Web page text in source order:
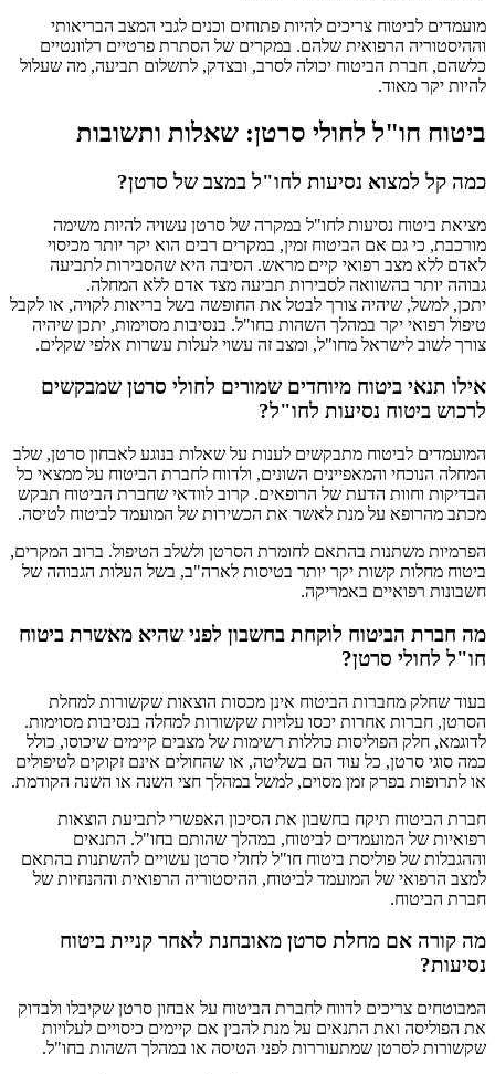
מועמדים לביטוח צריכים להיות פתוחים וכנים לגבי המצב הבריאותי
וההיסטוריה הרפואית שלהם. במקרים של הסתרת פרטיים רלוונטיים
כלשהם, חברת הביטוח יכולה לסרב, ובצדק, לתשלום תביעה, מה שעלול
להיות יקר מאוד.
ביטוח חו"ל לחולי סרטן: שאלות ותשובות
כמה קל למצוא נסיעות לחו"ל במצב של סרטן?
מציאת ביטוח נסיעות לחו"ל במקרה של סרטן עשויה להיות משימה
מורכבת, כי גם אם הביטוח זמין, במקרים רבים הוא יקר יותר מכיסוי
לאדם ללא מצב רפואי קיים מראש. הסיבה היא שהסבירות לתביעה
גבוהה יותר בהשוואה לסבירות תביעה מצד אדם ללא המחלה.
יתכן, למשל, שיהיה צורך לבטל את החופשה בשל בריאות לקויה, או לקבל
טיפול רפואי יקר במהלך השהות בחו"ל. בנסיבות מסוימות, יתכן שיהיה
צורך לשוב לישראל מחו"ל, ומצב זה עשוי לעלות עשרות אלפי שקלים.
אילו תנאי ביטוח מיוחדים שמורים לחולי סרטן שמבקשים
לרכוש ביטוח נסיעות לחו"ל?
המועמדים לביטוח מתבקשים לענות על שאלות בנוגע לאבחון סרטן, שלב
המחלה הנוכחי והמאפיינים השונים, ולדווח לחברת הביטוח על ממצאי כל
הבדיקות וחוות הדעת של הרופאים. קרוב לוודאי שחברת הביטוח תבקש
מכתב מהרופא על מנת לאשר את הכשירות של המועמד לביטוח לטיסה.
הפרמיות משתנות בהתאם לחומרת הסרטן ולשלב הטיפול. ברוב המקרים,
ביטוח מחלות קשות יקר יותר בטיסות לארה"ב, בשל העלות הגבוהה של
חשבונות רפואיים באמריקה.
מה חברת הביטוח לוקחת בחשבון לפני שהיא מאשרת ביטוח
חו"ל לחולי סרטן?
בעוד שחלק מחברות הביטוח אינן מכסות הוצאות שקשורות למחלת
הסרטן, חברות אחרות יכסו עלויות שקשורות למחלה בנסיבות מסוימות.
לדוגמא, חלק הפוליסות כוללות רשימות של מצבים קיימים שיכוסו, כולל
כמה סוגי סרטן, כל עוד הם בשליטה, או שהחולים אינם זקוקים לטיפולים
או לתרופות בפרק זמן מסוים, למשל במהלך חצי השנה או השנה הקודמת.
חברת הביטוח תיקח בחשבון את הסיכון האפשרי לתביעת הוצאות
רפואיות של המועמדים לביטוח, במהלך שהותם בחו"ל. התנאים
וההגבלות של פוליסת ביטוח חו"ל לחולי סרטן עשויים להשתנות בהתאם
למצב הרפואי של המועמד לביטוח, ההיסטוריה הרפואית וההנחיות של
חברת הביטוח.
מה קורה אם מחלת סרטן מאובחנת לאחר קניית ביטוח
נסיעות?
המבוטחים צריכים לדווח לחברת הביטוח על אבחון סרטן שקיבלו ולבדוק
את הפוליסה ואת התנאים על מנת להבין אם קיימים כיסויים לעלויות
שקשורות לסרטן שמתעוררות לפני הטיסה או במהלך השהות בחו"ל.